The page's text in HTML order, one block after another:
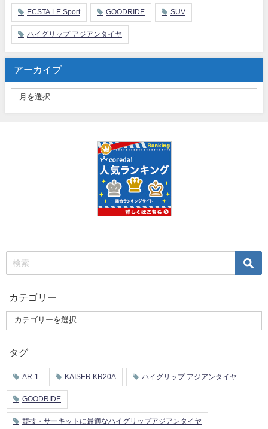
ECSTA LE Sport GOODRIDE SUV
ハイグリップ アジアンタイヤ
アーカイブ
カテゴリー
タグ
AR-1 KAISER KR20A ハイグリップ アジアンタイヤ
GOODRIDE
競技・サーキットに最適なハイグリップアジアンタイヤ